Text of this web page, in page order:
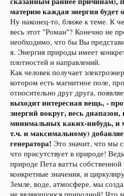
материю каждая энергия будет
Ну наконец-то, ближе к теме. К
весь этот "Роман"? Конечно не
необходимо, что бы Вы
я. Энергия природы имеет
плотностей и направлений.
Как человек получает
котором есть магнитное поле,
относительно друг друга,
выходит интересная вещь, -
энергий вокруг, весь
минимальных каких-нибудь, и
т.ч. и максимальному)
генератора! Это значит, что мы
что присутствует в природе!
природе Пета ватты
конкретные значения, и
Земле, воде, атмосфере, мы